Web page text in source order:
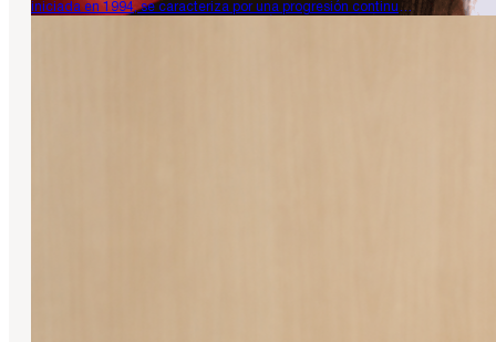
iniciada en 1994, se caracteriza por una progresión continua